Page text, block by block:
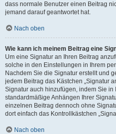
dass normale Benutzer einen Beitrag
jemand darauf geantwortet hat.
Nach oben
Wie kann ich meinem Beitrag eine
Um eine Signatur an Ihren Beitrag
solche in den Einstellungen in Ihrem
Nachdem Sie die Signatur erstellt und
jedem Beitrag das Kästchen „Signatur
Signatur auch hinzufügen, indem Sie
standardmäßige Anhängen Ihrer
einzelnen Beitrag dennoch ohne
dort einfach das Kontrollkästchen
Nach oben